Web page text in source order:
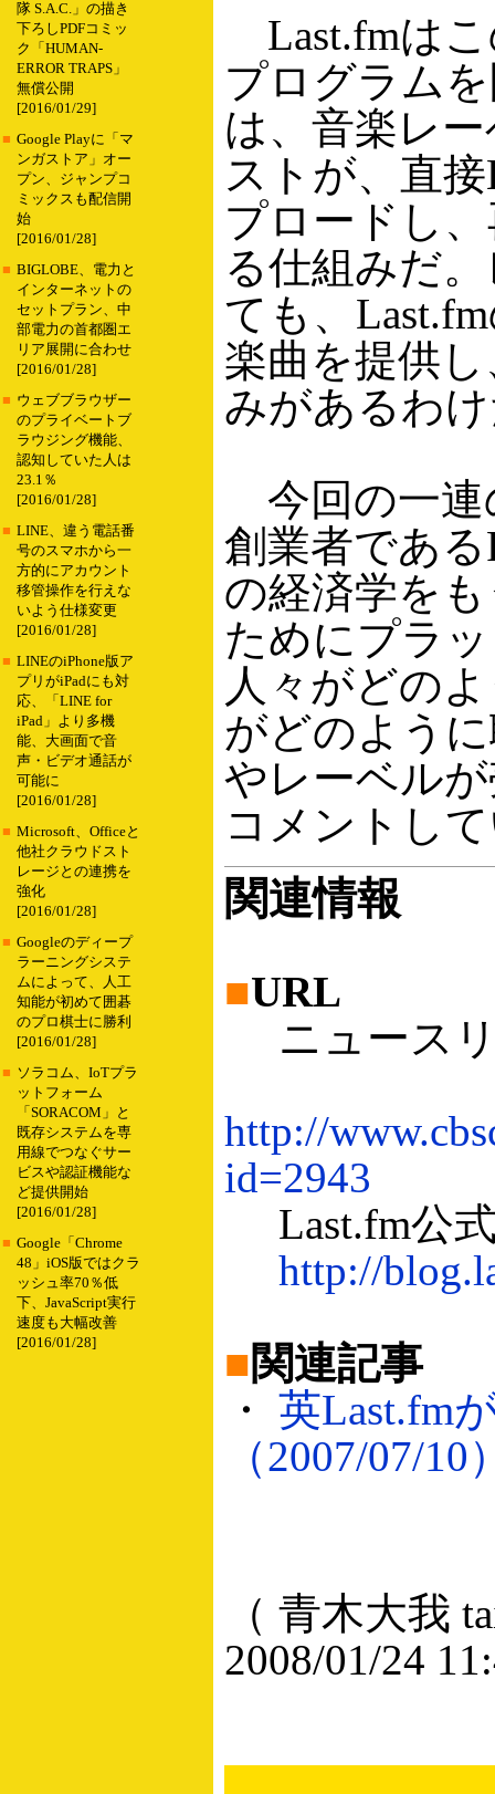
隊 S.A.C.」の描き
下ろしPDFコミッ
ク「HUMAN-
ERROR TRAPS」
無償公開
[2016/01/29]
■ Google Playに「マ
ンガストア」オー
プン、ジャンプコ
ミックスも配信開
始
[2016/01/28]
■ BIGLOBE、電力と
インターネットの
セットプラン、中
部電力の首都圏エ
リア展開に合わせ
[2016/01/28]
■ ウェブブラウザー
のプライベートブ
ラウジング機能、
認知していた人は
23.1％
[2016/01/28]
■ LINE、違う電話番
号のスマホから一
方的にアカウント
移管操作を行えな
いよう仕様変更
[2016/01/28]
■ LINEのiPhone版ア
プリがiPadにも対
応、「LINE for
iPad」より多機
能、大画面で音
声・ビデオ通話が
可能に
[2016/01/28]
■ Microsoft、Officeと
他社クラウドスト
レージとの連携を
強化
[2016/01/28]
■ Googleのディープ
ラーニングシステ
ムによって、人工
知能が初めて囲碁
のプロ棋士に勝利
[2016/01/28]
■ ソラコム、IoTプラ
ットフォーム
「SORACOM」と
既存システムを専
用線でつなぐサー
ビスや認証機能な
ど提供開始
[2016/01/28]
■ Google「Chrome
48」iOS版ではクラ
ッシュ率70％低
下、JavaScript実行
速度も大幅改善
[2016/01/28]
Last.fmはこ
プログラム
は、音楽レ
ストが、直
プロードし
る仕組みだ
ても、
楽曲を提供
みがあるわ
今回の一連
創業者であ
の経済学を
ためにプラ
人々がどの
がどのよう
やレーベル
コメントし
関連情報
■URL
ニュースリ
http://
id=2943
Last.fm公
http://
■関連記事
・ 英Last.fm
（2007/07/10
（ 青木大我
2008/01/24